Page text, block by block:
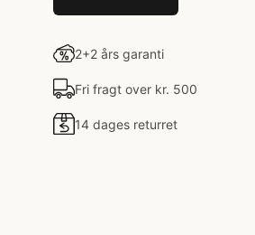
2+2 års garanti
Fri fragt over kr. 500
14 dages returret